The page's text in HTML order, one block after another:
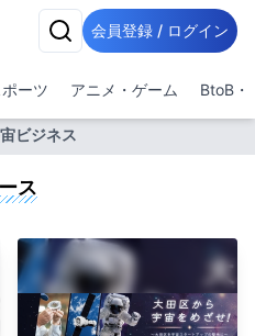
会員登録 / ログイン
ポーツ アニメ・ゲーム BtoB・
ビジネス
ス